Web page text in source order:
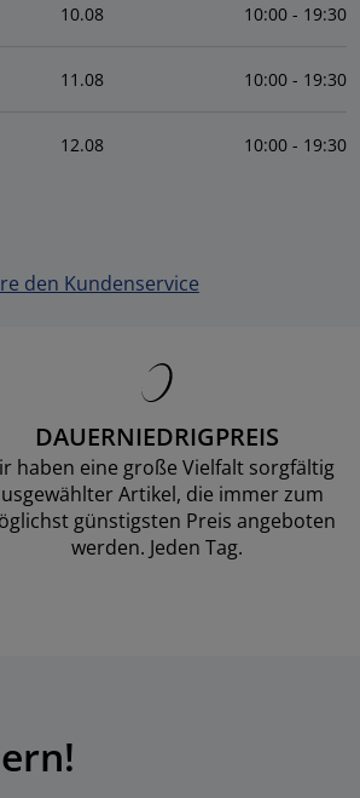
10.08 10:00 - 19:30
11 .08 10:00 - 19:30
12.08 10:00 - 19:30
den Kundenservice
DAUERNIEDRIGPREIS
haben eine große Vielfalt sorgfältig
Artikel, die immer zum
günstigsten Preis angeboten
werden. Jeden Tag.